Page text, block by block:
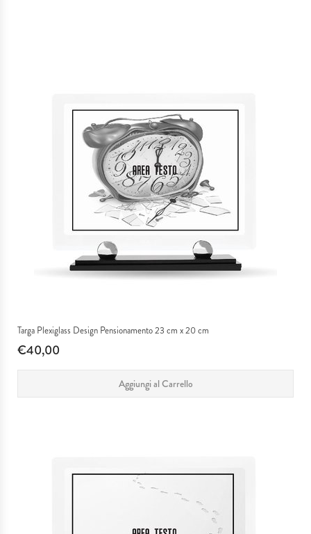
Targa Plexiglass Design Pensionamento 23 cm x 20 cm
€40,00
Aggiungi al Carrello